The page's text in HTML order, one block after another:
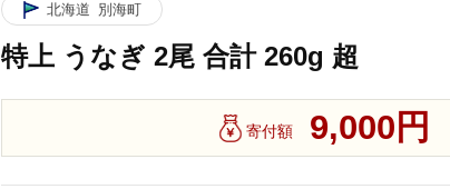
北海道 別海町
特上 うなぎ 2尾 合計 260g 超
寄付額 9,000円